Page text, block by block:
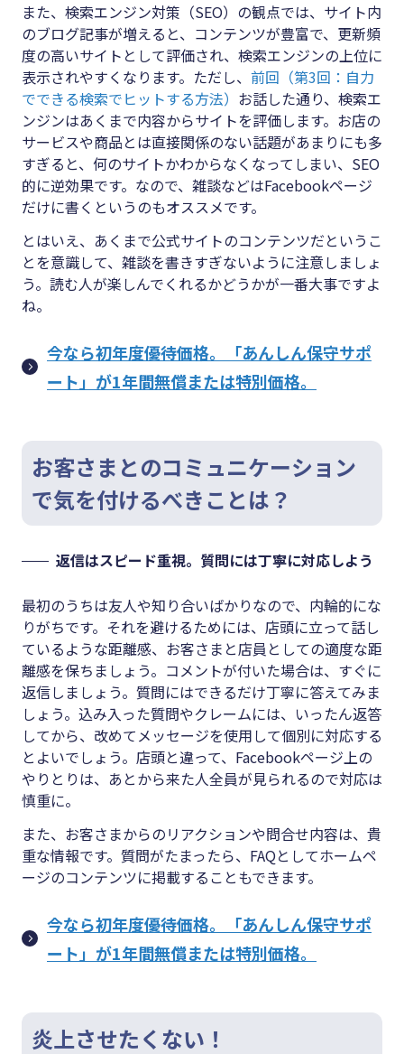
また、検索エンジン対策（SEO）の観点では、サイト内
のブログ記事が増えると、コンテンツが豊富で、更新頻
度の高いサイトとして評価され、検索エンジンの上位に
表示されやすくなります。ただし、 前回（第3回：自力
でできる検索でヒットする方法） お話した通り、検索エ
ンジンはあくまで内容からサイトを評価します。お店の
サービスや商品とは直接関係のない話題があまりにも多
すぎると、何のサイトかわからなくなってしまい、SEO
的に逆効果です。なので、雑談などはFacebookページ
だけに書くというのもオススメです。
とはいえ、あくまで公式サイトのコンテンツだというこ
とを意識して、雑談を書きすぎないように注意しましょ
う。読む人が楽しんでくれるかどうかが一番大事ですよ
ね。
今なら初年度優待価格。「あんしん保守サポ
ート」が1年間無償または特別価格。
お客さまとのコミュニケーション
で気を付けるべきことは？
返信はスピード重視。質問には丁寧に対応しよう
最初のうちは友人や知り合いばかりなので、内輪的にな
りがちです。それを避けるためには、店頭に立って話し
ているような距離感、お客さまと店員としての適度な距
離感を保ちましょう。コメントが付いた場合は、すぐに
返信しましょう。質問にはできるだけ丁寧に答えてみま
しょう。込み入った質問やクレームには、いったん返答
してから、改めてメッセージを使用して個別に対応する
とよいでしょう。店頭と違って、Facebookページ上の
やりとりは、あとから来た人全員が見られるので対応は
慎重に。
また、お客さまからのリアクションや問合せ内容は、貴
重な情報です。質問がたまったら、FAQとしてホームペ
ージのコンテンツに掲載することもできます。
今なら初年度優待価格。「あんしん保守サポ
ート」が1年間無償または特別価格。
炎上させたくない！